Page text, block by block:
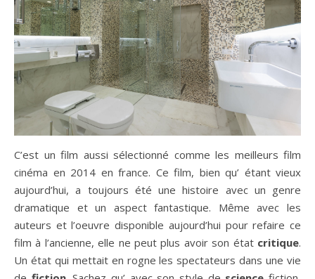
C’est un film aussi sélectionné comme les meilleurs film
cinéma en 2014 en france. Ce film, bien qu’ étant vieux
aujourd’hui, a toujours été une histoire avec un genre
dramatique et un aspect fantastique. Même avec les
auteurs et l’oeuvre disponible aujourd’hui pour refaire ce
film à l’ancienne, elle ne peut plus avoir son état critique.
Un état qui mettait en rogne les spectateurs dans une vie